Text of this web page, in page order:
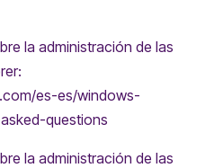
la administración de las
es-es/windows-
questions
la administración de las